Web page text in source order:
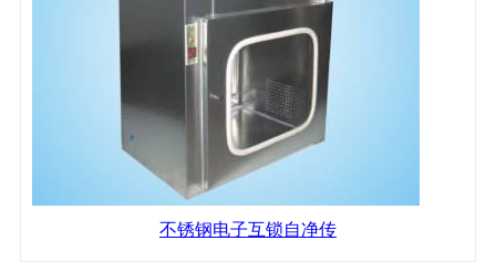
不锈钢电子互锁自净传